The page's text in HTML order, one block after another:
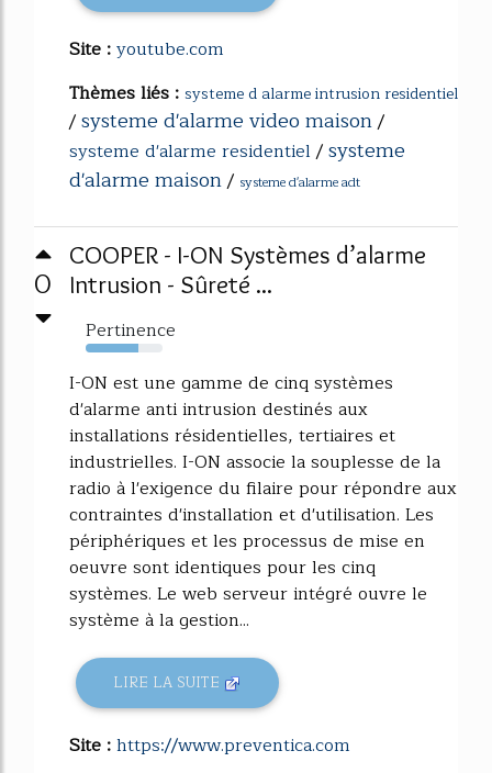
Site :youtube.com
Thèmes liés : systeme d alarme intrusion residentiel
/systeme d'alarme video maison/
systeme d'alarme residentiel/systeme
d'alarme maison/ systeme d'alarme adt
0
COOPER - I-ON Systèmes d’alarme
Intrusion - Sûreté ...
Pertinence
69%
I-ON est une gamme de cinq systèmes
d'alarme anti intrusion destinés aux
installations résidentielles, tertiaires et
industrielles. I-ON associe la souplesse de la
radio à l'exigence du filaire pour répondre aux
contraintes d'installation et d'utilisation. Les
périphériques et les processus de mise en
oeuvre sont identiques pour les cinq
systèmes. Le web serveur intégré ouvre le
système à la gestion...
LIRE LA SUITE
Site :https://www.preventica.com